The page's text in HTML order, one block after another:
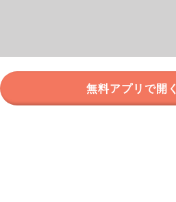
無料アプリで開く